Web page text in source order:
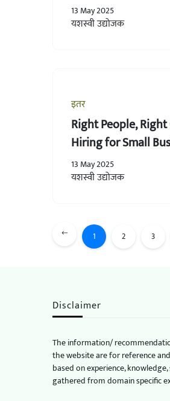
13 May 2025
यशस्वी उद्योजक
इतर
Right People,
Hiring for Small
13 May 2025
यशस्वी उद्योजक
1 2 3
Disclaimer
The information/
the website are for reference
based on experience,
gathered from domain specific